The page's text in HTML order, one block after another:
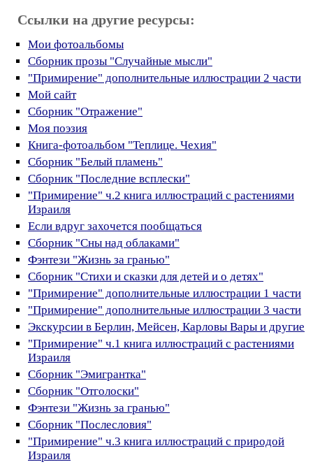
Ссылки на другие ресурсы:
Мои фотоальбомы
Сборник прозы "Случайные мысли"
"Примирение" дополнительные иллюстрации 2 части
Мой сайт
Сборник "Отражение"
Моя поэзия
Книга-фотоальбом "Теплице. Чехия"
Сборник "Белый пламень"
Сборник "Последние всплески"
"Примирение" ч.2 книга иллюстраций с растениями
Израиля
Если вдруг захочется пообщаться
Сборник "Сны над облаками"
Фэнтези "Жизнь за гранью"
Сборник "Стихи и сказки для детей и о детях"
"Примирение" дополнительные иллюстрации 1 части
"Примирение" дополнительные иллюстрации 3 части
Экскурсии в Берлин, Мейсен, Карловы Вары и другие
"Примирение" ч.1 книга иллюстраций с растениями
Израиля
Сборник "Эмигрантка"
Сборник "Отголоски"
Фэнтези "Жизнь за гранью"
Сборник "Послесловия"
"Примирение" ч.3 книга иллюстраций с природой
Израиля